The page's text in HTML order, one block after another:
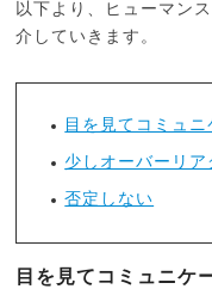
以下より、ヒューマン
介していきます。
目を見てコミュ
少しオーバーリア
否定しない
目を見てコミュニケ